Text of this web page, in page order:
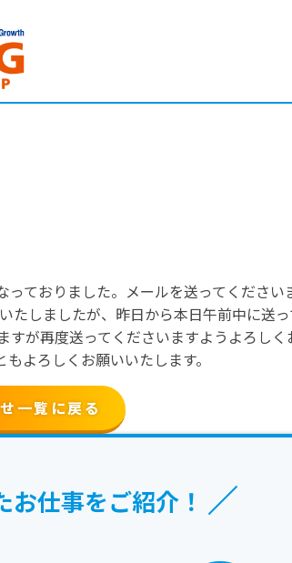
ておりました。メールを送ってくださ
しましたが、昨日から本日午前中に送
が再度送ってくださいますようよろしく
よろしくお願いいたします。
一覧に戻る
お仕事をご紹介！